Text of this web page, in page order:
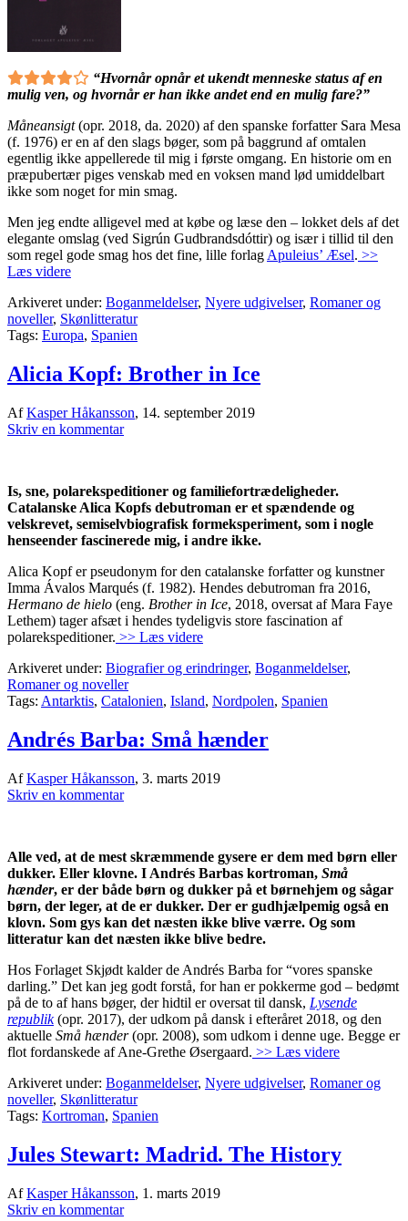
“Hvornår opnår et ukendt menneske status af en
mulig ven, og hvornår er han ikke andet end en mulig fare?”
Måneansigt(opr. 2018, da. 2020) af den spanske forfatter Sara Mesa
(f. 1976) er en af den slags bøger, som på baggrund af omtalen
egentlig ikke appellerede til mig i første omgang. En historie om en
præpubertær piges venskab med en voksen mand lød umiddelbart
ikke som noget for min smag.
Men jeg endte alligevel med at købe og læse den – lokket dels af det
elegante omslag (ved Sigrún Gudbrandsdóttir) og især i tillid til den
som regel gode smag hos det fine, lille forlag Apuleius’ Æsel. >>
Læs videre
Arkiveret under: Boganmeldelser, Nyere udgivelser, Romaner og
noveller, Skønlitteratur
Tags: Europa, Spanien
Alicia Kopf: Brother in Ice
AfKasper Håkansson, 14. september 2019
Skriv en kommentar
Is, sne, polarekspeditioner og familiefortrædeligheder.
Catalanske Alica Kopfs debutroman er et spændende og
velskrevet, semiselvbiografisk formeksperiment, som i nogle
henseender fascinerede mig, i andre ikke.
Alica Kopf er pseudonym for den catalanske forfatter og kunstner
Imma Ávalos Marqués (f. 1982). Hendes debutroman fra 2016,
Hermano de hielo (eng. Brother in Ice, 2018, oversat af Mara Faye
Lethem) tager afsæt i hendes tydeligvis store fascination af
polarekspeditioner. >> Læs videre
Arkiveret under: Biografier og erindringer, Boganmeldelser,
Romaner og noveller
Tags: Antarktis, Catalonien, Island, Nordpolen, Spanien
Andrés Barba: Små hænder
AfKasper Håkansson, 3. marts 2019
Skriv en kommentar
Alle ved, at de mest skræmmende gysere er dem med børn eller
dukker. Eller klovne. I Andrés Barbas kortroman, Små
hænder, er der både børn og dukker på et børnehjem og sågar
børn, der leger, at de er dukker. Der er gudhjælpemig også en
klovn. Som gys kan det næsten ikke blive værre. Og som
litteratur kan det næsten ikke blive bedre.
Hos Forlaget Skjødt kalder de Andrés Barba for “vores spanske
darling.” Det kan jeg godt forstå, for han er pokkerme god – bedømt
på de to af hans bøger, der hidtil er oversat til dansk, Lysende
republik(opr. 2017), der udkom på dansk i efteråret 2018, og den
aktuelle Små hænder(opr. 2008), som udkom i denne uge. Begge er
flot fordanskede af Ane-Grethe Øsergaard. >> Læs videre
Arkiveret under: Boganmeldelser, Nyere udgivelser, Romaner og
noveller, Skønlitteratur
Tags: Kortroman, Spanien
Jules Stewart: Madrid. The History
AfKasper Håkansson, 1. marts 2019
Skriv en kommentar